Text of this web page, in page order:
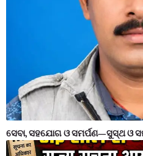
ସେବା, ସହଯୋଗ ଓ ସମର୍ପଣ—ସୁସ୍ଥ ଓ